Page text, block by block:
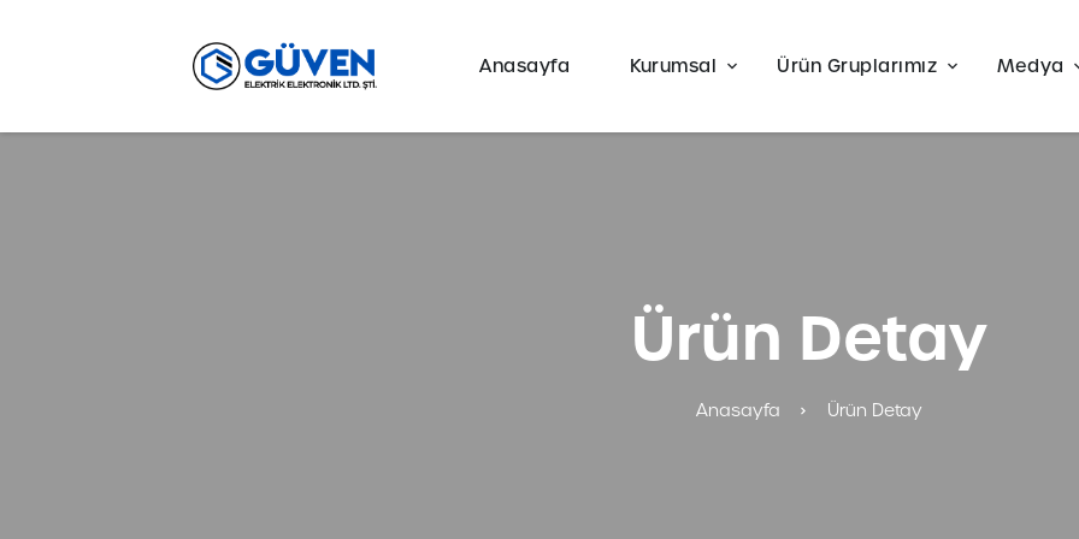
Anasayfa Kurumsal Ürün Gruplarımız Medya
Ürün Detay
Anasayfa Ürün Detay